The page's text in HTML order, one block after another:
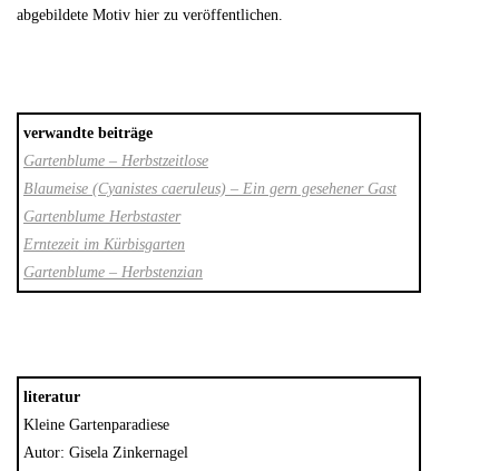
abgebildete Motiv hier zu veröffentlichen.
verwandte beiträge
Gartenblume – Herbstzeitlose
Blaumeise (Cyanistes caeruleus) – Ein gern gesehener Gast
Gartenblume Herbstaster
Erntezeit im Kürbisgarten
Gartenblume – Herbstenzian
literatur
Kleine Gartenparadiese
Autor: Gisela Zinkernagel